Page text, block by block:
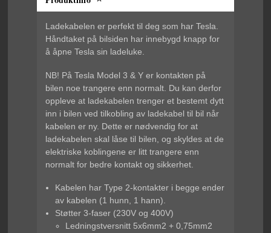
Ladekabelen er perfekt til deg som har Tesla.
Håndtaket på bilsiden har innebygd knapp for
å åpne Tesla sin ladeluke.
NB! På Tesla Model 3 & Y er kontakten på
bilen noe trangere enn normalt. Du kan derfor
oppleve at ladekabelen trenger et bestemt dytt
inn i bilen ved tilkobling av ladekabel til bil når
kabelen er ny. Dette er nødvendig for at
ladekabelen skal låse til bilen, og skyldes at de
elektriske koblingene er litt trangere enn
normalt for bedre kontakt og sikkerhet.
Kabelen har Type 2-kontakter i begge ender
av kabelen (1 hunn, 1 hann).
Støtter 3-faser (230V og 400V)
Ledningstversnitt 5x6mm2 + 0,75mm2